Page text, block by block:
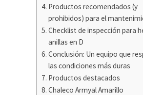
Productos recomendados (y
prohibidos) para el
Checklist de inspección para
anillas en D
Conclusión: Un equipo que
las condiciones más duras
Productos destacados
Chaleco Armyal Amarillo